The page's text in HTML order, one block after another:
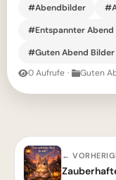
#Abendbilder
#Entspannter Abend
#Guten Abend Bilder
0 Aufrufe · Guten
←